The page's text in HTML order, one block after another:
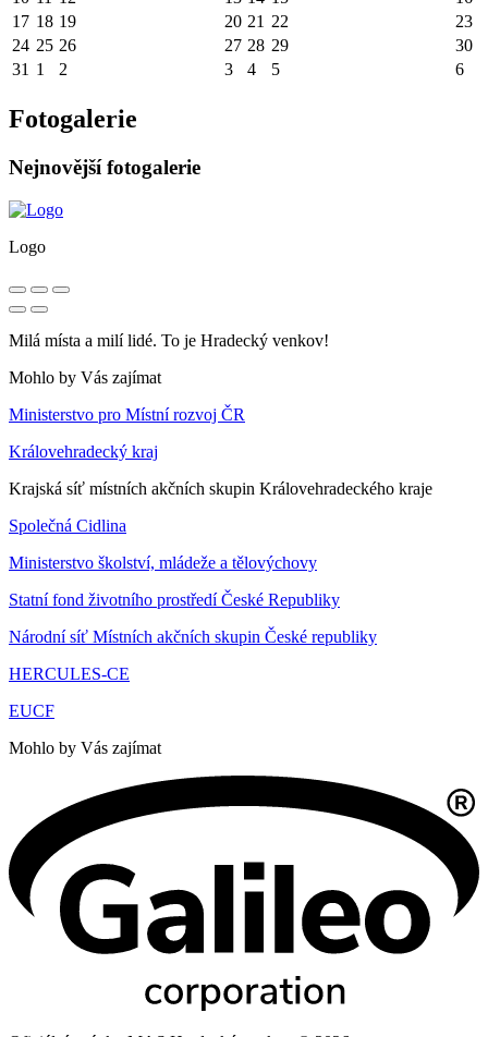
17 18 19 20 21 22
23
24 25 26 27 28 29
30
31 1 2 3 4 5 6
Fotogalerie
Nejnovější fotogalerie
Logo
Milá místa a milí lidé. To je Hradecký venkov!
Mohlo by Vás zajímat
Ministerstvo pro Místní rozvoj ČR
Královehradecký kraj
Krajská síť místních akčních skupin Královehradeckého kraje
Společná Cidlina
Ministerstvo školství, mládeže a tělovýchovy
Statní fond životního prostředí České Republiky
Národní síť Místních akčních skupin České republiky
HERCULES-CE
EUCF
Mohlo by Vás zajímat